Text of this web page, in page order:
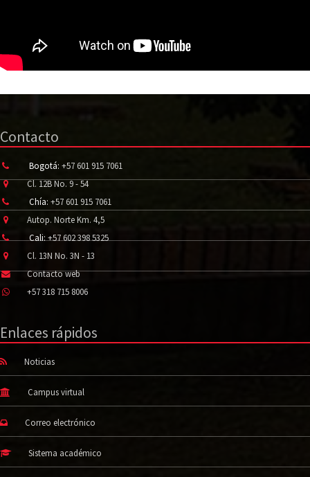
Contacto
Bogotá: +57 601 915 7061
Cl. 12B No. 9 - 54
Chía: +57 601 915 7061
Autop. Norte Km. 4,5
Cali: +57 602 398 5325
Cl. 13N No. 3N - 13
Contacto web
+57 318 715 8006
Enlaces rápidos
Noticias
Campus virtual
Correo electrónico
Sistema académico